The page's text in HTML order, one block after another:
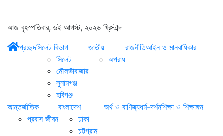
আজ বৃহস্পতিবার, ৬ই আগস্ট, ২০২৬ খ্রিস্টাব্দ
প্রচ্ছদসিলেট বিভাগ
সিলেট
মৌলভীবাজার
সুনামগঞ্জ
হবিগঞ্জ
জাতীয়
অপরাধ
রাজনীতিআইন ও মানবাধিকার
আন্তর্জাতিক
প্রবাস জীবন
বাংলাদেশ
ঢাকা
চট্টগ্রাম
অর্থ ও বাণিজ্যধর্ম-দর্শনশিক্ষা ও শিক্ষাঙ্গন